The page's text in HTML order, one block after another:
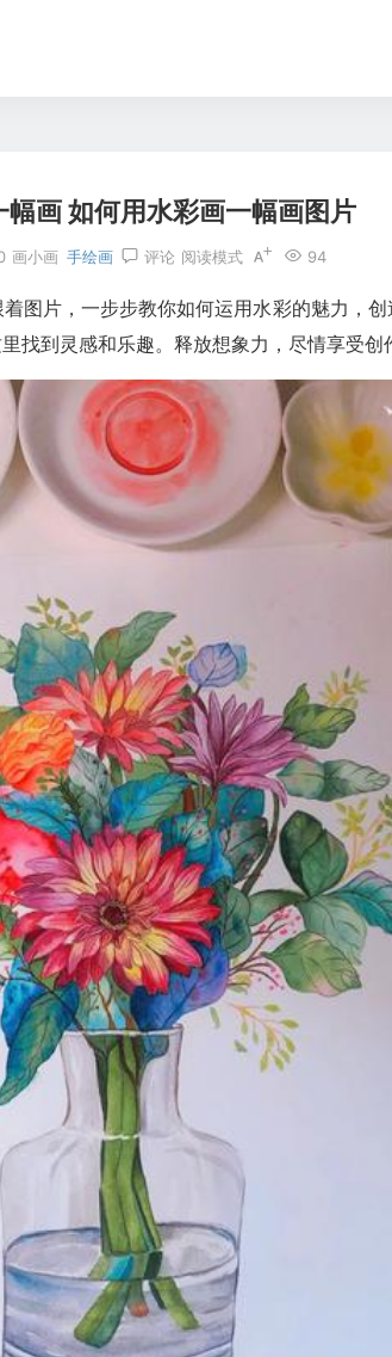
画 如何用水彩画一幅画图片
画小画 手绘画 评论 94
阅读模式
图片，一步步教你如何运用水彩的魅力，
找到灵感和乐趣。释放想象力，尽情享受创